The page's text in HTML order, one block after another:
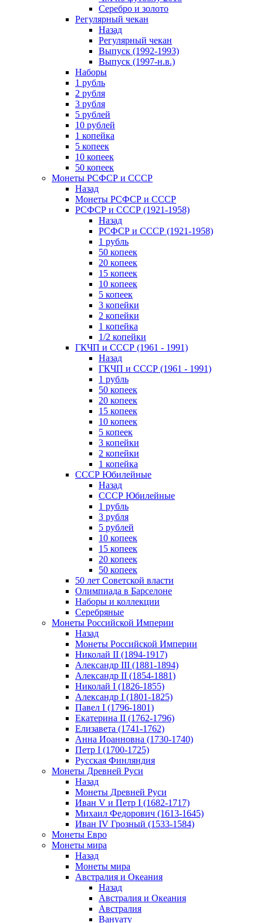
Серебро и золото
Регулярный чекан
Назад
Регулярный чекан
Выпуск (1992-1993)
Выпуск (1997-н.в.)
Наборы
1 рубль
2 рубля
3 рубля
5 рублей
10 рублей
1 копейка
5 копеек
10 копеек
50 копеек
Монеты РСФСР и СССР
Назад
Монеты РСФСР и СССР
РСФСР и СССР (1921-1958)
Назад
РСФСР и СССР (1921-1958)
1 рубль
50 копеек
20 копеек
15 копеек
10 копеек
5 копеек
3 копейки
2 копейки
1 копейка
1/2 копейки
ГКЧП и СССР (1961 - 1991)
Назад
ГКЧП и СССР (1961 - 1991)
1 рубль
50 копеек
20 копеек
15 копеек
10 копеек
5 копеек
3 копейки
2 копейки
1 копейка
СССР Юбилейные
Назад
СССР Юбилейные
1 рубль
3 рубля
5 рублей
10 копеек
15 копеек
20 копеек
50 копеек
50 лет Советской власти
Олимпиада в Барселоне
Наборы и коллекции
Серебряные
Монеты Российской Империи
Назад
Монеты Российской Империи
Николай II (1894-1917)
Александр III (1881-1894)
Александр II (1854-1881)
Николай I (1826-1855)
Александр I (1801-1825)
Павел I (1796-1801)
Екатерина II (1762-1796)
Елизавета (1741-1762)
Анна Иоанновна (1730-1740)
Петр I (1700-1725)
Русская Финляндия
Монеты Древней Руси
Назад
Монеты Древней Руси
Иван V и Петр I (1682-1717)
Михаил Федорович (1613-1645)
Иван IV Грозный (1533-1584)
Монеты Евро
Монеты мира
Назад
Монеты мира
Австралия и Океания
Назад
Австралия и Океания
Австралия
Вануату